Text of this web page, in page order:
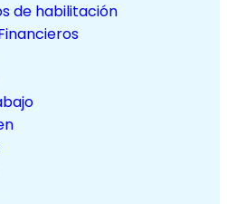
de habilitación